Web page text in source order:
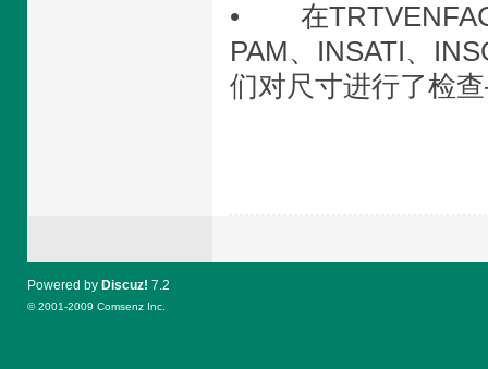
• 在TRTVENFAC
PAM、INSATI、
们对尺寸进行了检
Powered by Discuz! 7.2
© 2001-2009 Comsenz Inc.